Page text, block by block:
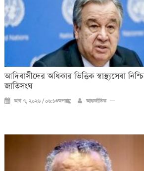
আদিবাসীদের অধিকার ভিত্তিক স্বাস্থ্যসেবা
জাতিসংঘ
আগ ৭, ২০২৬ / ০৬:১৩অপরাহ্ণ আন্তর্জাতিক